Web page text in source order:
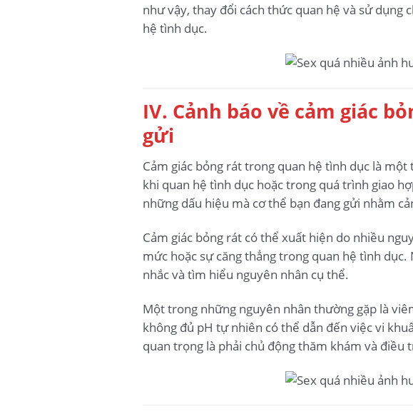
như vậy, thay đổi cách thức quan hệ và sử
hệ tình dục.
IV. Cảnh báo về cảm giác
gửi
Cảm giác bỏng rát trong quan hệ tình dục là
khi quan hệ tình dục hoặc trong quá trình giao
những dấu hiệu mà cơ thể bạn đang gửi nhằm
Cảm giác bỏng rát có thể xuất hiện do nhiều
mức hoặc sự căng thẳng trong quan hệ tình
nhắc và tìm hiểu nguyên nhân cụ thể.
Một trong những nguyên nhân thường gặp là
không đủ pH tự nhiên có thể dẫn đến việc vi
quan trọng là phải chủ động thăm khám và